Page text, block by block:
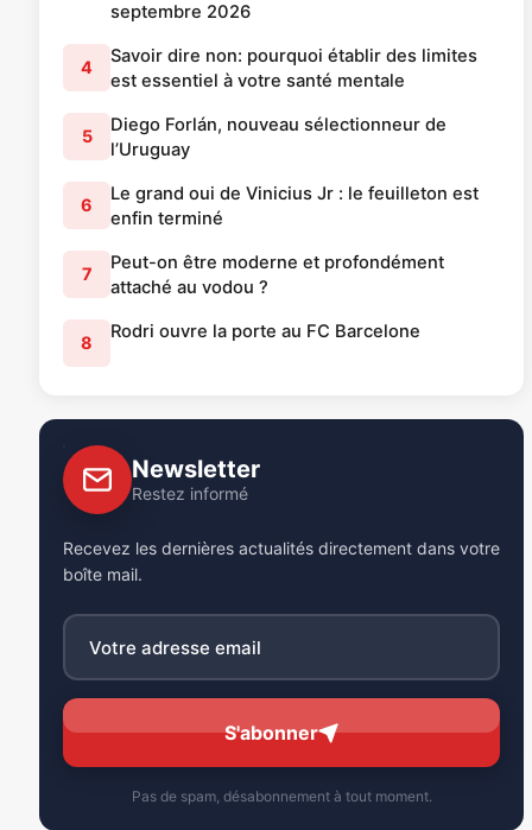
septembre 2026
4
Savoir dire non: pourquoi établir des limites
est essentiel à votre santé mentale
5
Diego Forlán, nouveau sélectionneur de
l’Uruguay
6
Le grand oui de Vinicius Jr : le feuilleton est
enfin terminé
7
Peut-on être moderne et profondément
attaché au vodou ?
8
Rodri ouvre la porte au FC Barcelone
Newsletter
Restez informé
Recevez les dernières actualités directement dans votre
boîte mail.
S'abonner
Pas de spam, désabonnement à tout moment.